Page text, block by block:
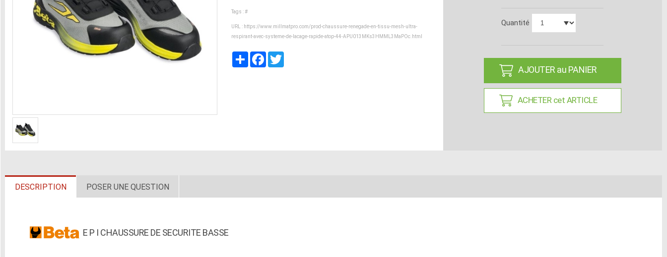
Tags :#
URL : https://www.millmatpro.com/prod-chaussure-renegade-en-tissu-mesh-ultra-
respirant-avec-systeme-de-lacage-rapide-atop-44-APU013MKs3HMML3MaPOc.html
PartagerFacebook
Quantité
AJOUTER au PANIER
ACHETER cet ARTICLE
DESCRIPTION POSER UNE QUESTION
E P I CHAUSSURE DE SECURITE BASSE